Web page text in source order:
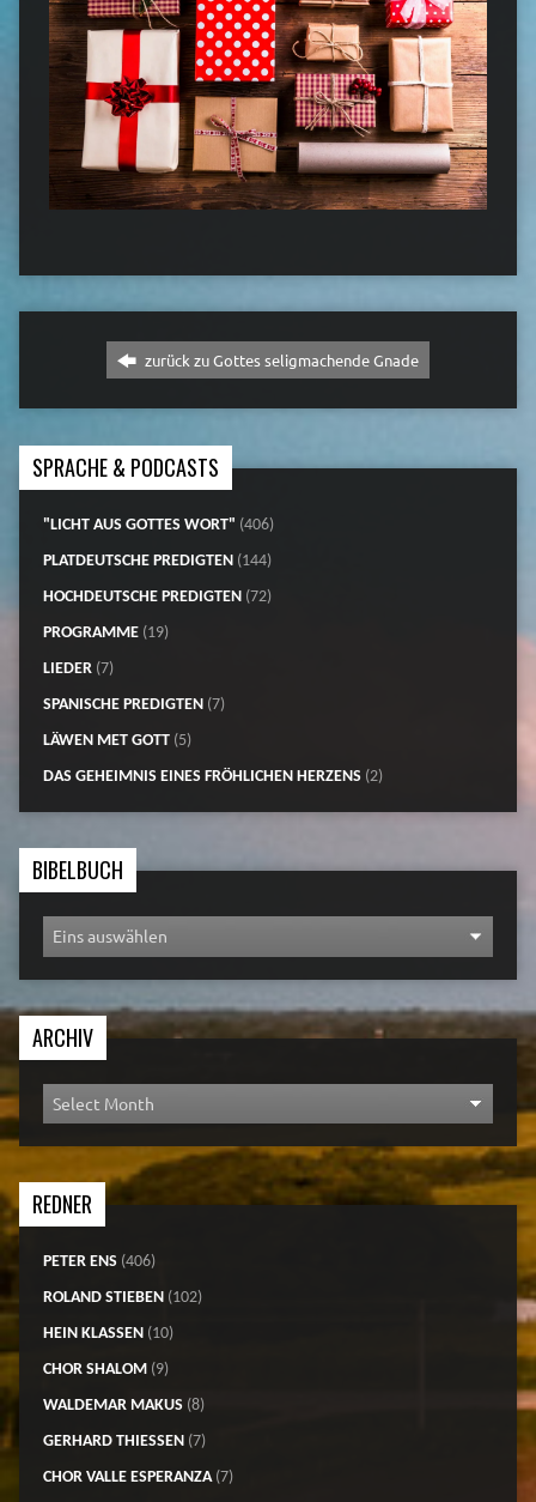
zurück zu Gottes seligmachende Gnade
SPRACHE & PODCASTS
"LICHT AUS GOTTES WORT" (406)
PLATDEUTSCHE PREDIGTEN(144)
HOCHDEUTSCHE PREDIGTEN(72)
PROGRAMME(19)
LIEDER(7)
SPANISCHE PREDIGTEN(7)
LÄWEN MET GOTT(5)
DAS GEHEIMNIS EINES FRÖHLICHEN HERZENS(2)
BIBELBUCH
ARCHIV
REDNER
PETER ENS(406)
ROLAND STIEBEN(102)
HEIN KLASSEN(10)
CHOR SHALOM(9)
WALDEMAR MAKUS(8)
GERHARD THIESSEN(7)
CHOR VALLE ESPERANZA(7)